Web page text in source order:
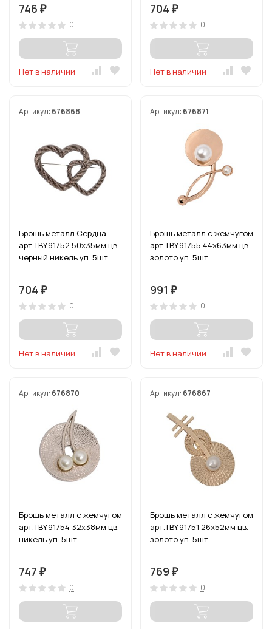
746 ₽
0
Нет в наличии
704 ₽
0
Нет в наличии
Артикул: 676868
Брошь металл Сердца
арт.TBY.91752 50х35мм цв.
черный никель уп. 5шт
704 ₽
0
Нет в наличии
Артикул: 676871
Брошь металл с жемчугом
арт.TBY.91755 44х63мм цв.
золото уп. 5шт
991 ₽
0
Нет в наличии
Артикул: 676870
Брошь металл с жемчугом
арт.TBY.91754 32х38мм цв.
никель уп. 5шт
747 ₽
0
Артикул: 676867
Брошь металл с жемчугом
арт.TBY.91751 26х52мм цв.
золото уп. 5шт
769 ₽
0